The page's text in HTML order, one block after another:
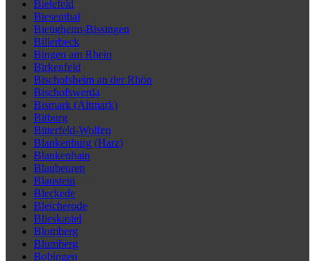
Bielefeld
Biesenthal
Bietigheim-Bissingen
Billerbeck
Bingen am Rhein
Birkenfeld
Bischofsheim an der Rhön
Bischofswerda
Bismark (Altmark)
Bitburg
Bitterfeld-Wolfen
Blankenburg (Harz)
Blankenhain
Blaubeuren
Blaustein
Bleckede
Bleicherode
Blieskastel
Blomberg
Blumberg
Bobingen